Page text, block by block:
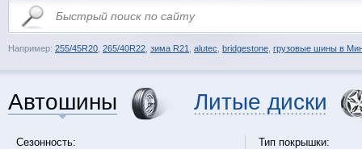
Например: 255/45R20 265/40R22 зима R21 alutec bridgestone грузовые шины в
Автошины Литые диски
Сезонность:
Тип покрышки: